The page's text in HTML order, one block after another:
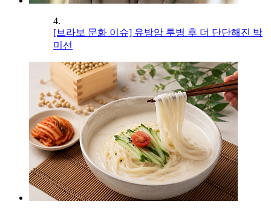
4.
[브라보 문화 이슈] 유방암 투병 후 더 단단해진 박
미선